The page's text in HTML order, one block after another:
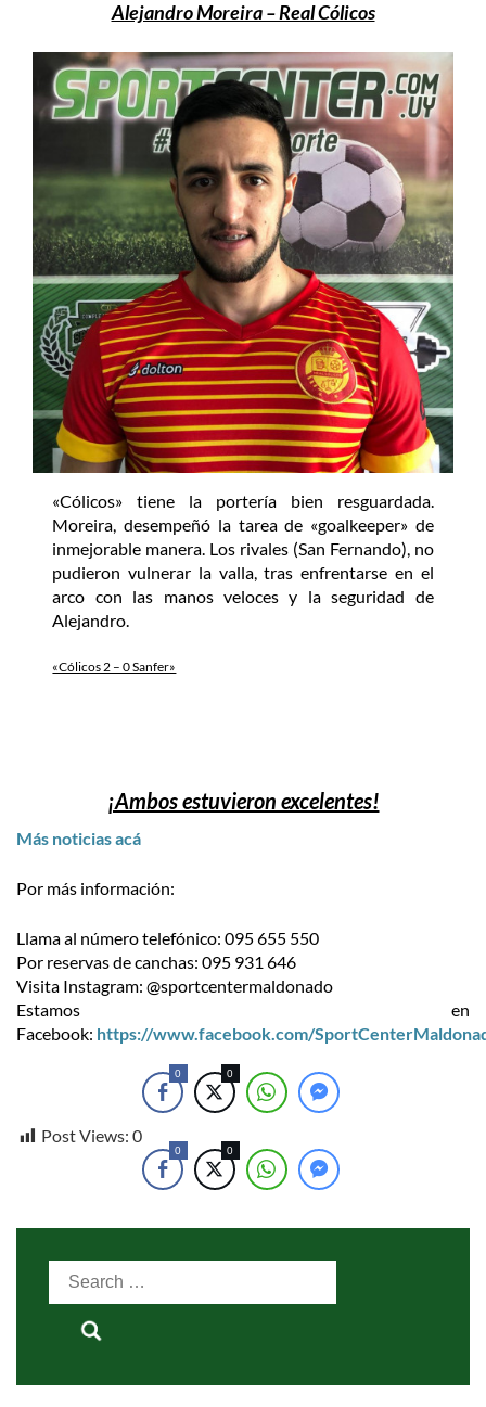
Alejandro Moreira – Real Cólicos
«Cólicos» tiene la portería bien resguardada.
Moreira, desempeñó la tarea de «goalkeeper» de
inmejorable manera. Los rivales (San Fernando), no
pudieron vulnerar la valla, tras enfrentarse en el
arco con las manos veloces y la seguridad de
Alejandro.
«Cólicos 2 – 0 Sanfer»
¡Ambos estuvieron excelentes!
Más noticias acá
Por más información:
Llama al número telefónico: 095 655 550
Por reservas de canchas: 095 931 646
Visita Instagram: @sportcentermaldonado
Estamos en
Facebook: https://www.facebook.com/
0 0
Post Views: 0
0 0
Search